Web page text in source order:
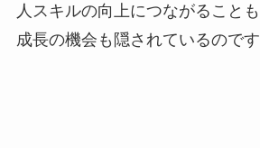
人スキルの向上につながること
成長の機会も隠されているのです